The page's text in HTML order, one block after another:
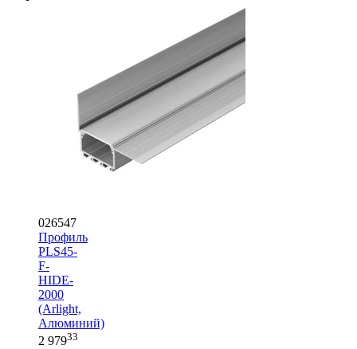
026547
Профиль
PLS45-
F-
HIDE-
2000
(Arlight,
Алюминий)
2 97933